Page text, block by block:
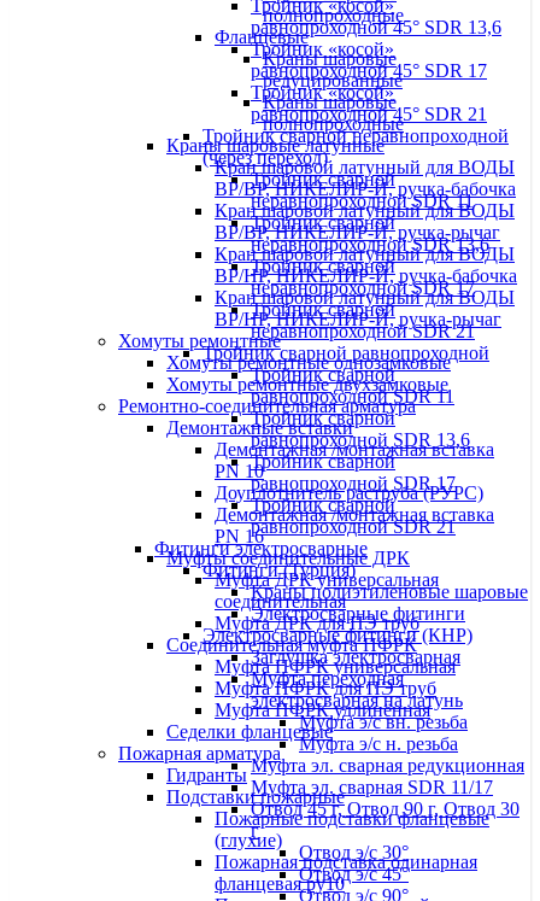
Тройник «косой»
равнопроходной 45° SDR 13,6
Тройник «косой»
равнопроходной 45° SDR 17
Тройник «косой»
равнопроходной 45° SDR 21
Тройник сварной неравнопроходной
(через переход)
Тройник сварной
неравнопроходной SDR 11
Тройник сварной
неравнопроходной SDR 13,6
Тройник сварной
неравнопроходной SDR 17
Тройник сварной
неравнопроходной SDR 21
Тройник сварной равнопроходной
Тройник сварной
равнопроходной SDR 11
Тройник сварной
равнопроходной SDR 13,6
Тройник сварной
равнопроходной SDR 17
Тройник сварной
равнопроходной SDR 21
Фитинги электросварные
Фитинги (Турция)
Краны полиэтиленовые шаровые
Электросварные фитинги
Электросварные фитинги (КНР)
Заглушка электросварная
Муфта переходная
электросварная на латунь
Муфта э/с вн. резьба
Муфта э/с н. резьба
Муфта эл. cварная редукционная
Муфта эл. сварная SDR 11/17
Отвод 45 г, Отвод 90 г, Отвод 30
г
Отвод э/с 30°
Отвод э/с 45°
Отвод э/с 90°
полнопроходные
Фланцевые
Краны шаровые
редуцированные
Краны шаровые
полнопроходные
Краны шаровые латунные
Кран шаровой латунный для ВОДЫ
ВР/ВР, НИКЕЛИР-Й, ручка-бабочка
Кран шаровой латунный для ВОДЫ
ВР/ВР, НИКЕЛИР-Й, ручка-рычаг
Кран шаровой латунный для ВОДЫ
ВР/НР, НИКЕЛИР-Й, ручка-бабочка
Кран шаровой латунный для ВОДЫ
ВР/НР, НИКЕЛИР-Й, ручка-рычаг
Хомуты ремонтные
Хомуты ремонтные однозамковые
Хомуты ремонтные двухзамковые
Ремонтно-соединительная арматура
Демонтажные вставки
Демонтажная /монтажная вставка
PN 10
Доуплотнитель раструба (РУРС)
Демонтажная /монтажная вставка
PN 16
Муфты соединительные ДРК
Муфта ДРК универсальная
соединительная
Муфта ДРК для ПЭ труб
Соединительная муфта ПФРК
Муфта ПФРК универсальная
Муфта ПФРК для ПЭ труб
Муфта ПФРК удлинённая
Седелки фланцевые
Пожарная арматура
Гидранты
Подставки пожарные
Пожарные подставки фланцевые
(глухие)
Пожарная подставка одинарная
фланцевая ру10